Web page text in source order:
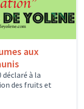
aux
déclaré à la
des fruits et